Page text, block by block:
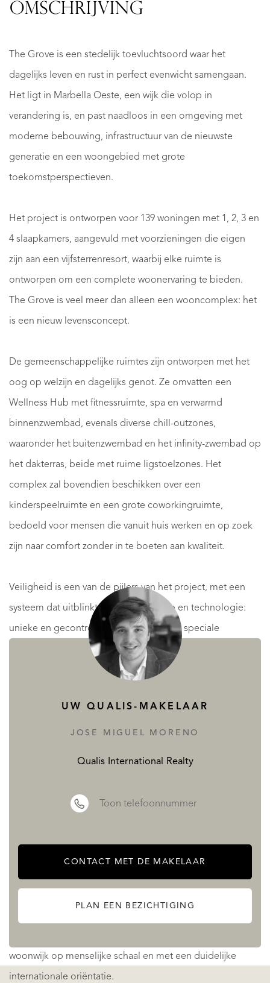
OMSCHRIJVING
The Grove is een stedelijk toevluchtsoord waar het
dagelijks leven en rust in perfect evenwicht samengaan.
Het ligt in Marbella Oeste, een wijk die volop in
verandering is, en past naadloos in een omgeving met
moderne bebouwing, infrastructuur van de nieuwste
generatie en een woongebied met grote
toekomstperspectieven.
Het project is ontworpen voor 139 woningen met 1, 2, 3 en
4 slaapkamers, aangevuld met voorzieningen die eigen
zijn aan een vijfsterrenresort, waarbij elke ruimte is
ontworpen om een complete woonervaring te bieden.
The Grove is veel meer dan alleen een wooncomplex: het
is een nieuw levensconcept.
De gemeenschappelijke ruimtes zijn ontworpen met het
oog op welzijn en dagelijks genot. Ze omvatten een
Wellness Hub met fitnessruimte, spa en verwarmd
binnenzwembad, evenals diverse chill-outzones,
waaronder het buitenzwembad en het infinity-zwembad op
het dakterras, beide met ruime ligstoelzones. Het
complex zal bovendien beschikken over een
kinderspeelruimte en een grote coworkingruimte,
bedoeld voor mensen die vanuit huis werken en op zoek
zijn naar comfort zonder in te boeten aan kwaliteit.
Veiligheid is een van de pijlers van het project, met een
systeem dat uitblinkt door zijn ontwerp en technologie:
unieke en gecontroleerde toegang, een speciale
conciërgeruimte met 24-uursbewaking en een op
kunstmatige intelligentie gebaseerd camerasysteem, dat
The Grove biedt een prachtig uitzicht op La Concha, het
Puerto Banús, Nueva Andalucía en de hele kustlijn van
woonwijk op menselijke schaal en met een duidelijke
internationale oriëntatie.
UW QUALIS-MAKELAAR
JOSE MIGUEL MORENO
Qualis International Realty
Toon telefoonnummer
CONTACT MET DE MAKELAAR
PLAN EEN BEZICHTIGING